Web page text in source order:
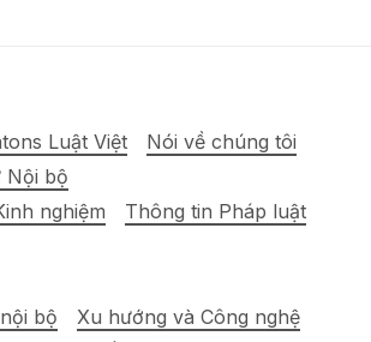
Luật Việt
Nói về chúng tôi
Nội bộ
nghiệm
Thông tin Pháp luật
bộ
Xu hướng và Công nghệ